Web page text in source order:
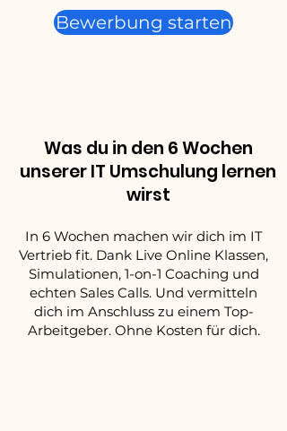
Bewerbung starten
Was du in den 6 Wochen
unserer IT Umschulung lernen
wirst
In 6 Wochen machen wir dich im IT
Vertrieb fit. Dank Live Online Klassen,
Simulationen, 1-on-1 Coaching und
echten Sales Calls. Und vermitteln
dich im Anschluss zu einem Top-
Arbeitgeber. Ohne Kosten für dich.